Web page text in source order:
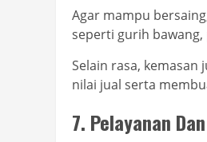
Agar mampu
seperti gurih
Selain rasa,
nilai jual serta
7. Pelayanan